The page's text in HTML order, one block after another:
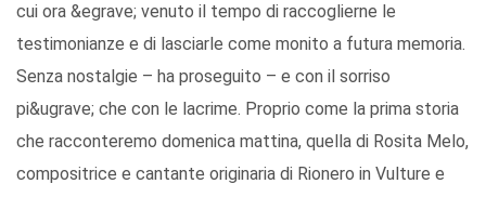
cui ora &egrave; venuto il tempo di raccoglierne le
testimonianze e di lasciarle come monito a futura memoria.
Senza nostalgie – ha proseguito – e con il sorriso
pi&ugrave; che con le lacrime. Proprio come la prima storia
che racconteremo domenica mattina, quella di Rosita Melo,
compositrice e cantante originaria di Rionero in Vulture e